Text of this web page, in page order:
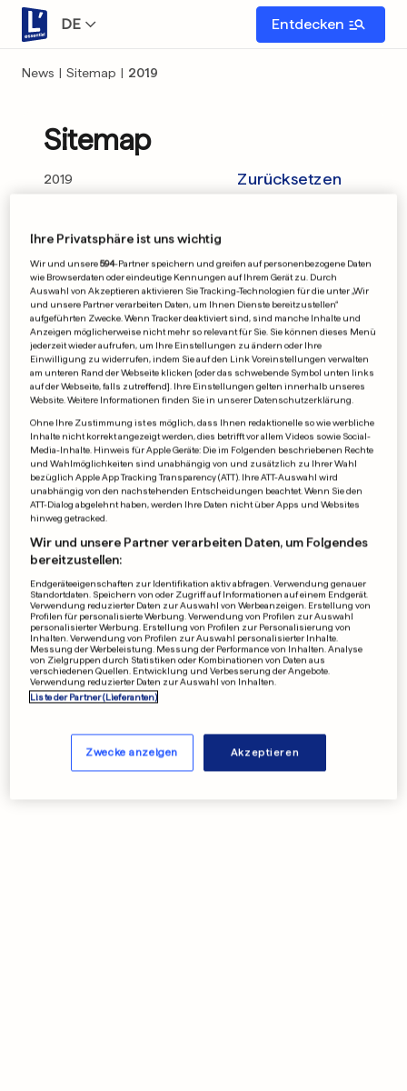
DE Entdecken
News | Sitemap | 2019
Sitemap
2019 Zurücksetzen
Januar
März April
Mai Juni
Juli August
September Oktober
November Dezember
Ihre Privatsphäre ist uns wichtig
Wir und unsere594-Partner speichern und greifen auf personenbezogene Daten
wie Browserdaten oder eindeutige Kennungen auf Ihrem Gerät zu. Durch
Auswahl von Akzeptieren aktivieren Sie Tracking-Technologien für die unter „Wir
und unsere Partner verarbeiten Daten, um Ihnen Dienste bereitzustellen“
aufgeführten Zwecke. Wenn Tracker deaktiviert sind, sind manche Inhalte und
Anzeigen möglicherweise nicht mehr so relevant für Sie. Sie können dieses Menü
jederzeit wieder aufrufen, um Ihre Einstellungen zu ändern oder Ihre
Einwilligung zu widerrufen, indem Sie auf den Link Voreinstellungen verwalten
am unteren Rand der Webseite klicken [oder das schwebende Symbol unten links
auf der Webseite, falls zutreffend]. Ihre Einstellungen gelten innerhalb unseres
Website. Weitere Informationen finden Sie in unserer Datenschutzerklärung.
Ohne Ihre Zustimmung ist es möglich, dass Ihnen redaktionelle so wie werbliche
Inhalte nicht korrekt angezeigt werden, dies betrifft vor allem Videos sowie Social-
Media-Inhalte. Hinweis für Apple Geräte: Die im Folgenden beschriebenen Rechte
und Wahlmöglichkeiten sind unabhängig von und zusätzlich zu Ihrer Wahl
bezüglich Apple App Tracking Transparency (ATT). Ihre ATT-Auswahl wird
unabhängig von den nachstehenden Entscheidungen beachtet. Wenn Sie den
ATT-Dialog abgelehnt haben, werden Ihre Daten nicht über Apps und Websites
hinweg getracked.
Wir und unsere Partner verarbeiten Daten, um Folgendes
bereitzustellen:
Endgeräteeigenschaften zur Identifikation aktiv abfragen. Verwendung genauer
Standortdaten. Speichern von oder Zugriff auf Informationen auf einem Endgerät.
Verwendung reduzierter Daten zur Auswahl von Werbeanzeigen. Erstellung von
Profilen für personalisierte Werbung. Verwendung von Profilen zur Auswahl
personalisierter Werbung. Erstellung von Profilen zur Personalisierung von
Inhalten. Verwendung von Profilen zur Auswahl personalisierter Inhalte.
Messung der Werbeleistung. Messung der Performance von Inhalten. Analyse
von Zielgruppen durch Statistiken oder Kombinationen von Daten aus
verschiedenen Quellen. Entwicklung und Verbesserung der Angebote.
Verwendung reduzierter Daten zur Auswahl von Inhalten.
Liste der Partner (Lieferanten)
Zwecke anzeigen Akzeptieren